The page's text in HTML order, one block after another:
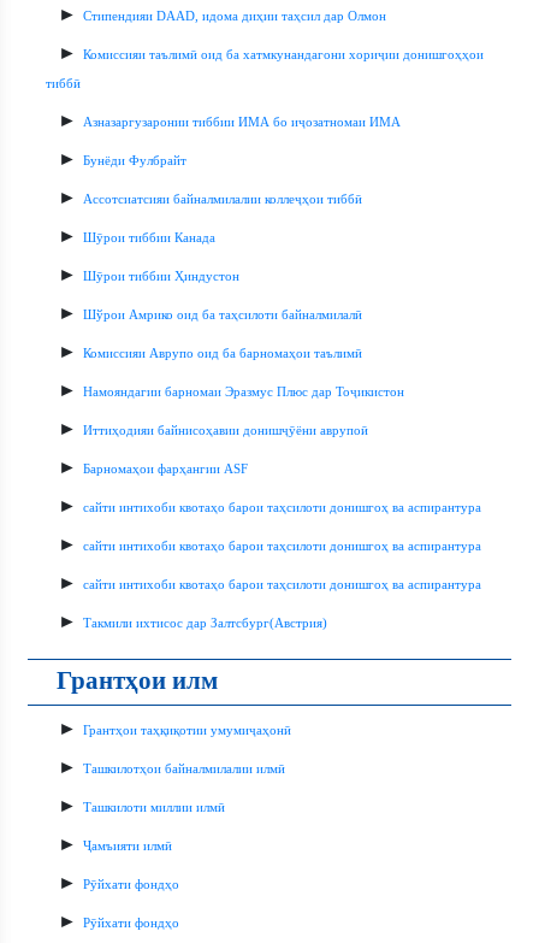
► Стипендияи DAAD, идома диҳии таҳсил дар Олмон
►
Комиссияи таълимӣ оид ба хатмкунандагони хориҷии донишгоҳҳои
тиббӣ
► Азназаргузаронии тиббии ИМА бо иҷозатномаи ИМА
► Бунёди Фулбрайт
► Ассотсиатсияи байналмилалии коллеҷҳои тиббӣ
► Шӯрои тиббии Канада
► Шӯрои тиббии Ҳиндустон
► Шўрои Амрико оид ба таҳсилоти байналмилалӣ
► Комиссияи Аврупо оид ба барномаҳои таълимӣ
► Намояндагии барномаи Эразмус Плюс дар Тоҷикистон
► Иттиҳодияи байнисоҳавии донишҷӯёни аврупоӣ
► Барномаҳои фарҳангии ASF
► сайти интихоби квотаҳо барои таҳсилоти донишгоҳ ва аспирантура
► сайти интихоби квотаҳо барои таҳсилоти донишгоҳ ва аспирантура
► сайти интихоби квотаҳо барои таҳсилоти донишгоҳ ва аспирантура
► Такмили ихтисос дар Залтсбург(Австрия)
Грантҳои илм
► Грантҳои таҳқиқотии умумиҷаҳонӣ
► Ташкилотҳои байналмилалии илмӣ
► Ташкилоти миллии илмӣ
► Ҷамъияти илмӣ
► Рӯйхати фондҳо
► Рӯйхати фондҳо